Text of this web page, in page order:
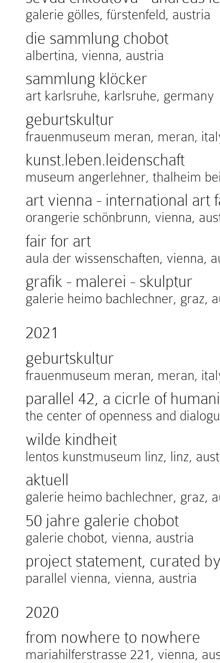
galerie gölles, fürstenfeld, austria
die sammlung chobot
albertina, vienna, austria
sammlung klöcker
art karlsruhe, karlsruhe, germany
geburtskultur
frauenmuseum meran, meran,
kunst.leben.leidenschaft
museum angerlehner, thalheim
art vienna - international art
orangerie schönbrunn, vienna,
fair for art
aula der wissenschaften, vienna,
grafik - malerei - skulptur
galerie heimo bachlechner, graz,
2021
geburtskultur
frauenmuseum meran, meran,
parallel 42, a cicrle of
the center of openness and
wilde kindheit
lentos kunstmuseum linz, linz,
aktuell
galerie heimo bachlechner, graz,
50 jahre galerie chobot
galerie chobot, vienna, austria
project statement, curated
parallel vienna, vienna, austria
2020
from nowhere to nowhere
mariahilferstrasse 221, vienna,